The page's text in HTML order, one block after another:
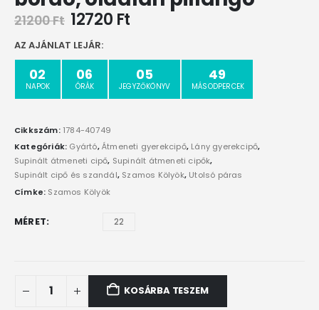
21200Ft 12720 Ft
AZ AJÁNLAT LEJÁR:
02
NAPOK
06
ÓRÁK
05
JEGYZŐKÖNYV
48
MÁSODPERCEK
Cikkszám: 1784-40749
Kategóriák: Gyártó,Átmeneti gyerekcipő, Lány gyerekcipő,
Supinált átmeneti cipő, Supinált átmeneti cipők,
Supinált cipő és szandál, Szamos Kölyök, Utolsó páras
Címke: Szamos Kölyök
MÉRET 22
KOSÁRBA TESZEM